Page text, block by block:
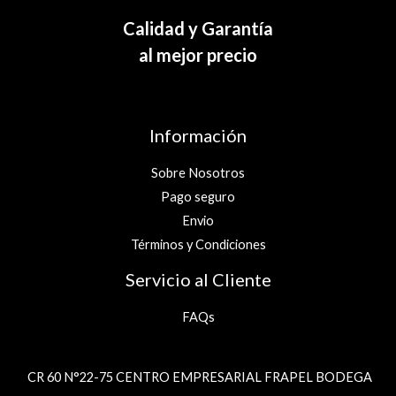
Calidad y Garantía
al mejor precio
Información
Sobre Nosotros
Pago seguro
Envio
Términos y Condiciones
Servicio al Cliente
FAQs
CR 60 N°22-75 CENTRO EMPRESARIAL FRAPEL BODEGA